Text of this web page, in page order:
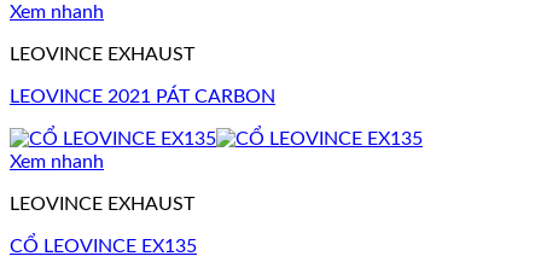
Xem nhanh
LEOVINCE EXHAUST
LEOVINCE 2021 PÁT CARBON
Xem nhanh
LEOVINCE EXHAUST
CỔ LEOVINCE EX135